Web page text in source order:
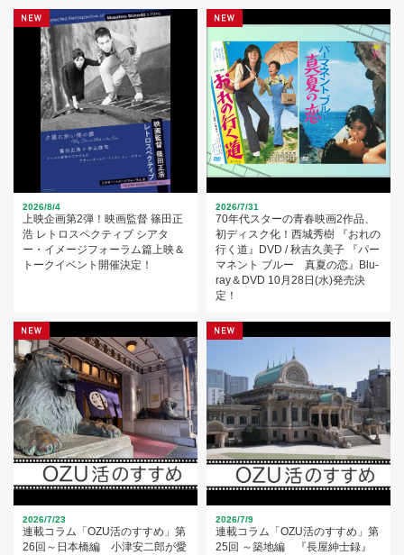
2026/8/4
上映企画第2弾！映画監督 篠田正
浩 レトロスペクティブ シアタ
ー・イメージフォーラム篇上映＆
トークイベント開催決定！
2026/7/31
70年代スターの青春映画2作品、
初ディスク化！西城秀樹 『おれの
行く道』DVD / 秋吉久美子 『パー
マネント ブルー 真夏の恋』Blu-
ray＆DVD 10月28日(水)発売決
定！
2026/7/23
連載コラム「OZU活のすすめ」第
26回～日本橋編 小津安二郎が愛
2026/7/9
連載コラム「OZU活のすすめ」第
25回 ～築地編 『長屋紳士録』